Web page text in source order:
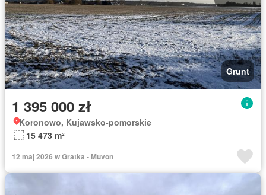
Grunt
1 395 000 zł
Koronowo, Kujawsko-pomorskie
15 473 m²
12 maj 2026 w Gratka - Muvon